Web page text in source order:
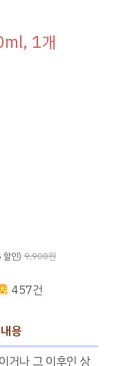
1개
할인) 9,900원
457건
내용
나 그 이후인 상